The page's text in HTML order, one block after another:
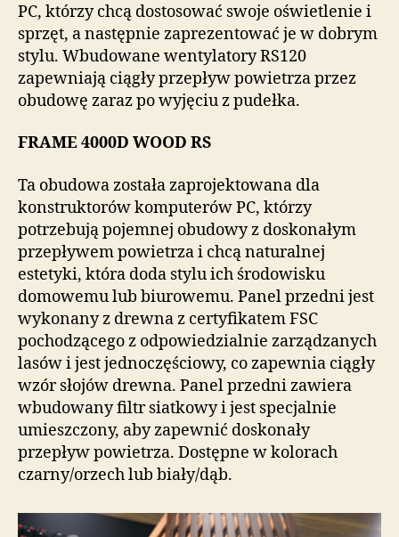
PC, którzy chcą dostosować swoje oświetlenie i
sprzęt, a następnie zaprezentować je w dobrym
stylu. Wbudowane wentylatory RS120
zapewniają ciągły przepływ powietrza przez
obudowę zaraz po wyjęciu z pudełka.
FRAME 4000D WOOD RS
Ta obudowa została zaprojektowana dla
konstruktorów komputerów PC, którzy
potrzebują pojemnej obudowy z doskonałym
przepływem powietrza i chcą naturalnej
estetyki, która doda stylu ich środowisku
domowemu lub biurowemu. Panel przedni jest
wykonany z drewna z certyfikatem FSC
pochodzącego z odpowiedzialnie zarządzanych
lasów i jest jednoczęściowy, co zapewnia ciągły
wzór słojów drewna. Panel przedni zawiera
wbudowany filtr siatkowy i jest specjalnie
umieszczony, aby zapewnić doskonały
przepływ powietrza. Dostępne w kolorach
czarny/orzech lub biały/dąb.